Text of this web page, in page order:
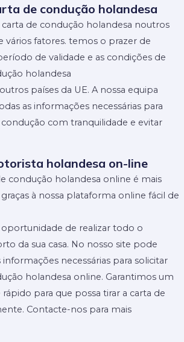
de condução holandesa
de condução holandesa noutros
vários fatores. temos o prazer de
de validade e as condições de
holandesa
países da UE. A nossa equipa
as informações necessárias para
condução com tranquilidade e evitar
holandesa on-line
condução holandesa online é mais
à nossa plataforma online fácil de
de realizar todo o
da sua casa. No nosso site pode
necessárias para solicitar
holandesa online. Garantimos um
para que possa tirar a carta de
Contacte-nos para mais